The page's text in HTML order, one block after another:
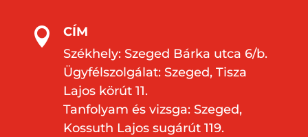

CÍM
Székhely: Szeged Bárka utca 6/b.
Ügyfélszolgálat: Szeged, Tisza
Lajos körút 11.
Tanfolyam és vizsga: Szeged,
Kossuth Lajos sugárút 119.